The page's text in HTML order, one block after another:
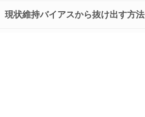
現状維持バイアスから抜け出す方法